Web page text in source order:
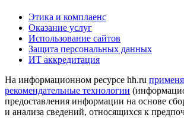
Этика и комплаенс
Оказание услуг
Использование сайтов
Защита персональных данных
ИТ аккредитация
На информационном ресурсе hh.ru
рекомендательные технологии
предоставления информации на основе
и анализа сведений, относящихся к